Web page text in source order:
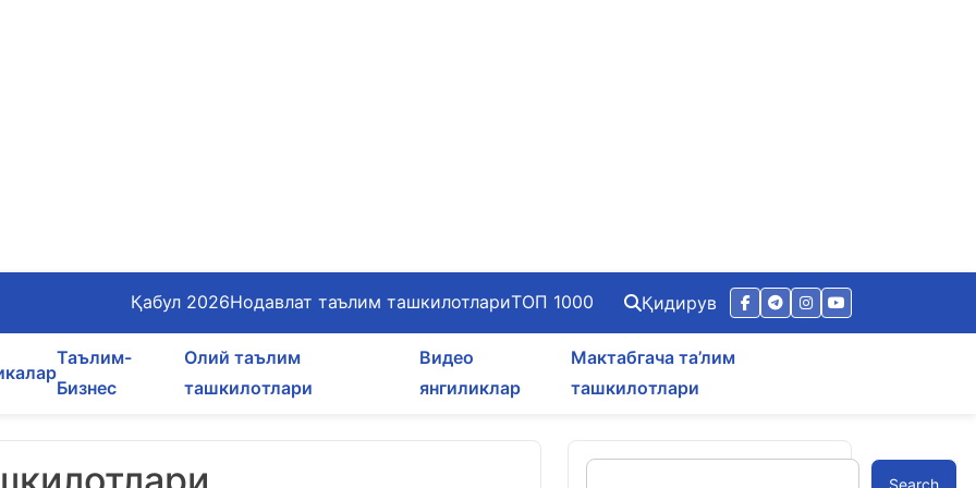
Қабул 2026Нодавлат таълим ташкилотлариТОП 1000 Қидирув
Таълим-
Бизнес
Олий таълим
ташкилотлари
Видео
янгиликлар
Мактабгача та’лим
ташкилотлари
Search